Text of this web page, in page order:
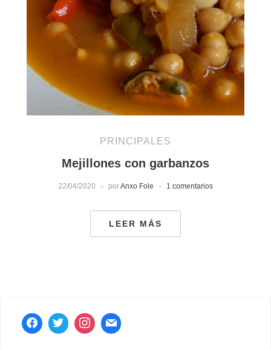
PRINCIPALES
Mejillones con garbanzos
22/04/2020 porAnxo Fole 1 comentarios
LEER MÁS